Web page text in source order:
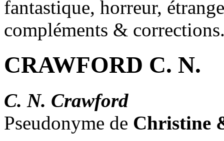
fantastique, horreur,
compléments &
CRAWFORD C. N.
C. N. Crawford
Pseudonyme de Christine